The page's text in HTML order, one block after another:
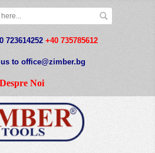
723614252 +40 735785612
to office@zimber.bg
Despre Noi